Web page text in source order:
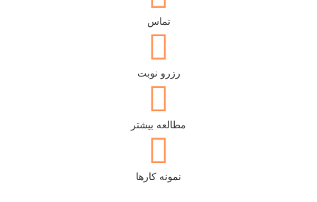
تماس
رزرو نوبت
مطالعه بیشتر
نمونه کارها